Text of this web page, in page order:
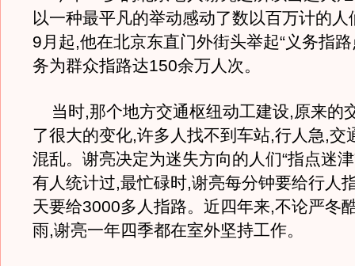
以一种最平凡的举动感动了数以百万计的
9月起,他在北京东直门外街头举起“义务指
务为群众指路达150余万人次。
当时,那个地方交通枢纽动工建设,原来的
了很大的变化,许多人找不到车站,行人急,交
混乱。谢亮决定为迷失方向的人们“指点迷
有人统计过,最忙碌时,谢亮每分钟要给行人
天要给3000多人指路。近四年来,不论严冬
雨,谢亮一年四季都在室外坚持工作。